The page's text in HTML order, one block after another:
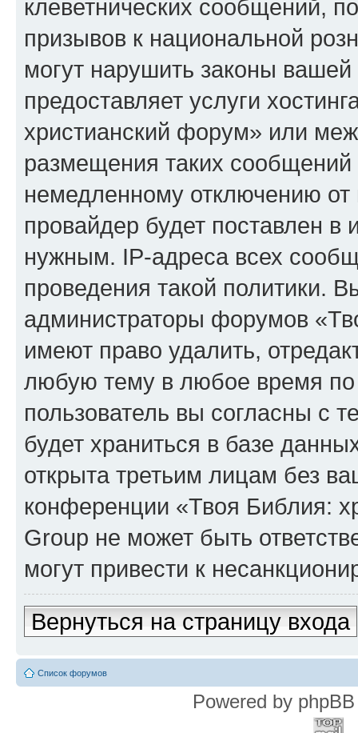
клеветнических сообщений,
призывов к национальной
могут нарушить законы
предоставляет услуги
христианский форум» или
размещения таких
немедленному отключению
провайдер будет поставлен в
нужным. IP-адреса всех
проведения такой политики.
администраторы форумов
имеют право удалить,
любую тему в любое время
пользователь вы согласны с
будет храниться в базе
открыта третьим лицам без
конференции «Твоя Библия:
Group не может быть
могут привести к
Вернуться на страницу входа
Список форумов
Powered by